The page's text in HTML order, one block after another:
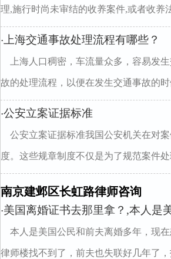
理,施行时尚未审结的收养案件,或者收养
· 上海交通事故处理流程有哪些？
上海人口稠密，车流量众多，容易发
故的处理流程，以便在发生交通事故的
·公安立案证据标准
公安立案证据标准我国公安机关在对
度。这些规章制度不仅是为了规范案件
南京建邺区长虹路律师咨询
·美国离婚证书去那里拿？,本人是
本人是美国公民和前夫离婚多年，现
律师楼找不到了，前夫也失联好几年了